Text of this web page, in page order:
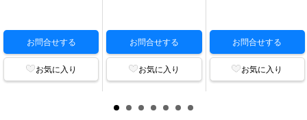
お問合せする
お気に入り
お問合せする
お気に入り
お問合せする
お気に入り